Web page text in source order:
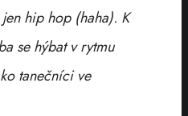
hip hop (haha). K
se hýbat v rytmu
tanečníci ve